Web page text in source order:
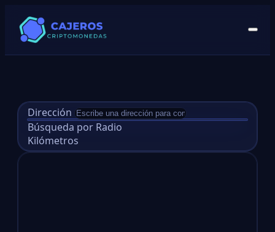
Dirección
Búsqueda por Radio
Kilómetros